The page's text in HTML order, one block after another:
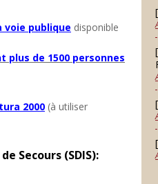
voie publique disponible
de 1500 personnes
2000 (à utiliser
Secours (SDIS):